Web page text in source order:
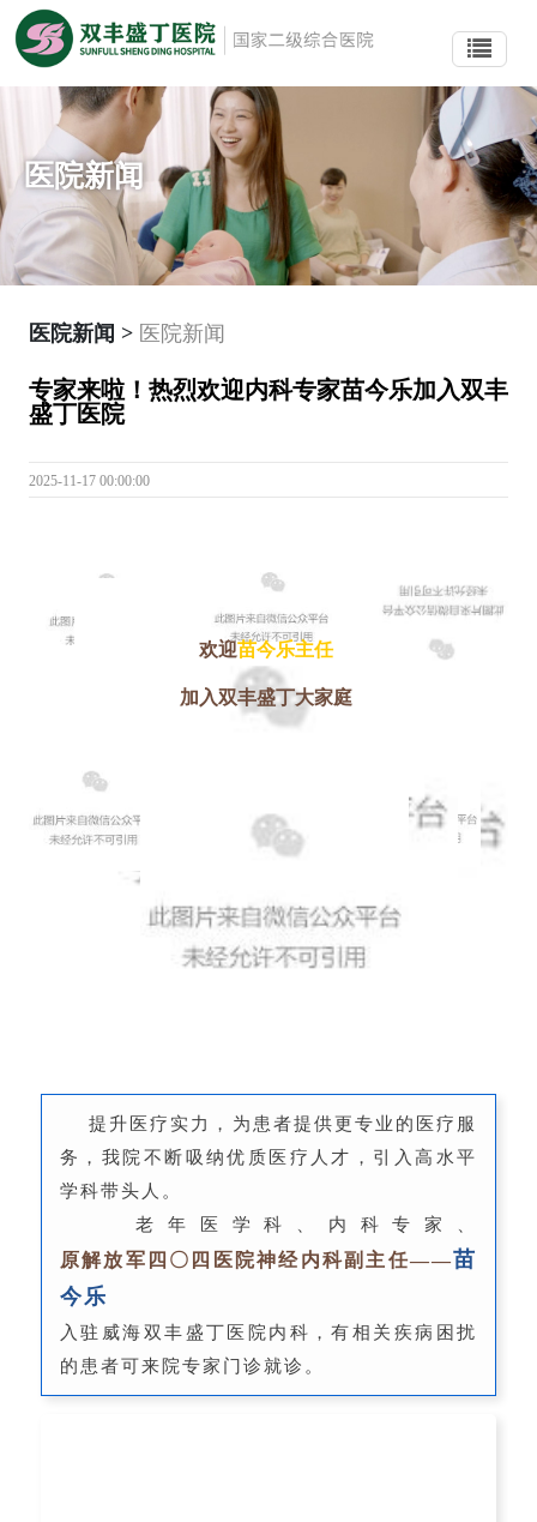
医院新闻
医院新闻 > 医院新闻
专家来啦！热烈欢迎内科专家苗今乐加入双丰
盛丁医院
2025-11-17 00:00:00
欢迎苗今乐主任
加入双丰盛丁大家庭
提升医疗实力，为患者提供更专业的医疗服
务，我院不断吸纳优质医疗人才，引入高水平
学科带头人。
老年医学科、内科专家、
原解放军四〇四医院神经内科副主任——苗
今乐
入驻威海双丰盛丁医院内科，有相关疾病困扰
的患者可来院专家门诊就诊。